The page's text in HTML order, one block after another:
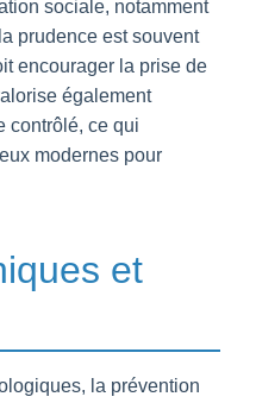
sociale, notamment
prudence est souvent
encourager la prise de
également
contrôlé, ce qui
modernes pour
et
la prévention